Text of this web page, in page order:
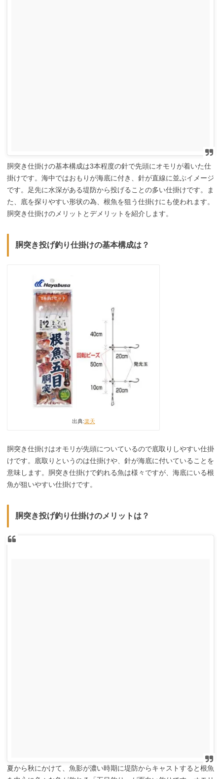
胴突き仕掛けの基本構成は3本程度の針で先頭にオモリが着いた仕
掛けです。海中ではおもりが海底に付き、針が直線に並ぶイメージ
です。足先に水深がある堤防から投げることの多い仕掛けです。ま
た、底を探りやすい形状の為、根魚を狙う仕掛けにも使われます。
胴突き仕掛けのメリットとデメリットを紹介します。
胴突き投げ釣り仕掛けの基本構成は？
出典:楽天
胴突き仕掛けはオモリが先頭についているので底取りしやすい仕掛
けです。底取りというのは仕掛けや、針が海底に付いていることを
意味します。胴突き仕掛けで釣れる魚は様々ですが、海底にいる根
魚が狙いやすい仕掛けです。
胴突き投げ釣り仕掛けのメリットは？
夏から秋にかけて、魚影が濃い時期に堤防からキャストすると根魚